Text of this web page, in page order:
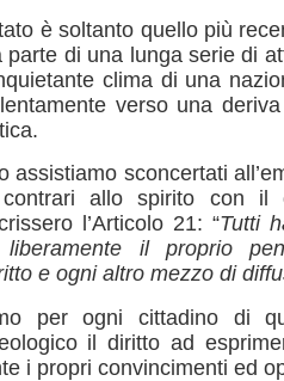
è soltanto quello più
parte di una lunga serie di
clima di una
verso una
assistiamo sconcertati
allo spirito con il
l’Articolo 21: “Tutti
liberamente il proprio
e ogni altro mezzo di
per ogni cittadino di
il diritto ad
i propri convincimenti ed